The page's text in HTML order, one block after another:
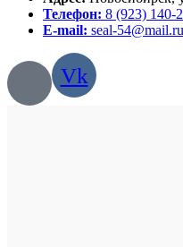
Телефон: 8 (923) 140-
E-mail: seal-54@mail.ru
Vk